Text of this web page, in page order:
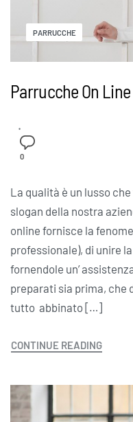
PARRUCCHE
Parrucche On Line
0
La qualità è un lusso che
slogan della nostra
online fornisce la
professionale), di unire
fornendole un’
preparati sia prima, che
tutto abbinato […]
CONTINUE READING